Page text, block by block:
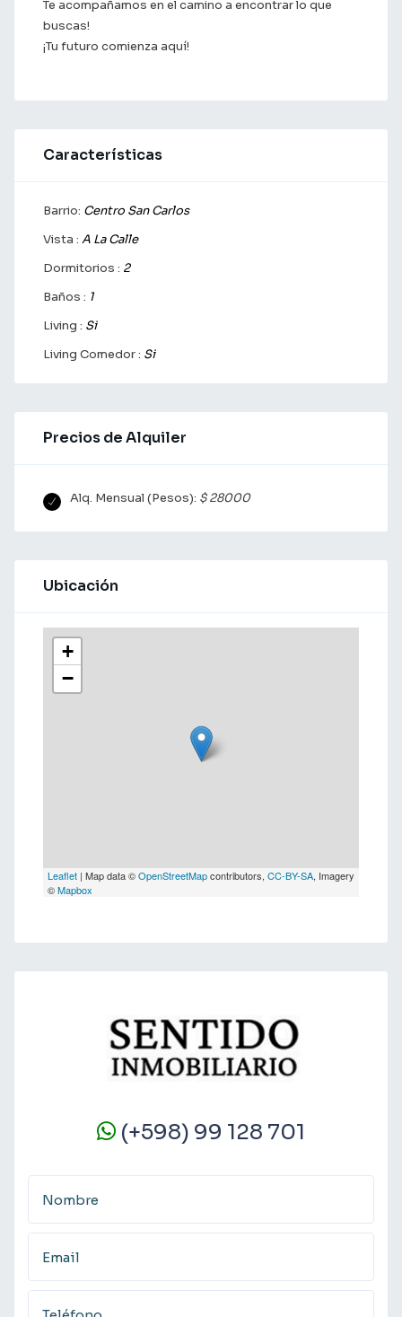
Te acompañamos en el camino a encontrar lo que
buscas!
¡Tu futuro comienza aquí!
Características
Barrio: Centro San Carlos
Vista : A La Calle
Dormitorios : 2
Baños : 1
Living : Si
Living Comedor : Si
Precios de Alquiler
Alq. Mensual (Pesos): $ 28000
Ubicación
+
−
Leaflet | Map data ©OpenStreetMapcontributors, CC-BY-SA, Imagery
©Mapbox
(+598) 99 128 701